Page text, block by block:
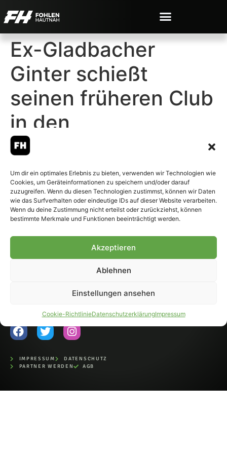
Um dir ein optimales Erlebnis zu bieten, verwenden wir Technologien wie
Cookies, um Geräteinformationen zu speichern und/oder darauf
zuzugreifen. Wenn du diesen Technologien zustimmst, können wir Daten
wie das Surfverhalten oder eindeutige IDs auf dieser Website verarbeiten.
Wenn du deine Zustimmung nicht erteilst oder zurückziehst, können
bestimmte Merkmale und Funktionen beeinträchtigt werden.
Akzeptieren
Ablehnen
Einstellungen ansehen
Cookie-RichtlinieDatenschutzerklärungImpressum
Ex-Gladbacher
Ginter schießt
seinen früheren Club
in den
Abstiegskampf
© 2007-2026 Fohlen-Hautnah.de
– Alle rechte vorbehalten.
Fohlen-Hautnah.de ist ein
offiziell eingetragenes Magazin
bei der Deutschen
Nationalbibliothek (ISSN 1868-
auszugsweise, nur mit
IMPRESSUM
DATENSCHUTZ
PARTNER WERDEN
AGB